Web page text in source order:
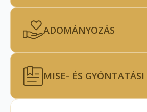
ADOMÁNYOZÁS
MISE- ÉS GYÓNTATÁSI